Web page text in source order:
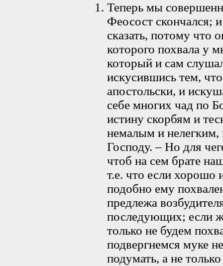
Теперь мы
Феосост скончался;
сказать, потому что
которого похвала у
который и сам
искусившись тем,
апостольски, и
себе многих чад по
истину скорбям и
немалым и нелегким,
Господу. – Но для
чтоб на сем брате
т.е. что если хорошо
подобно ему
предлежа
последующих; если
только не будем
подвергнемся муке
подумать, а не